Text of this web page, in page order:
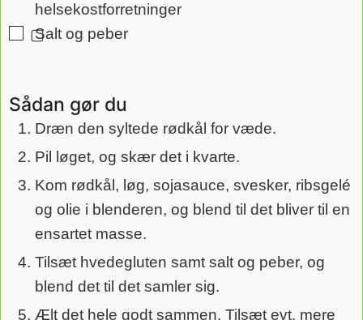
helsekostforretninger
▢
Salt og peber
Sådan gør du
Dræn den syltede rødkål for væde.
Pil løget, og skær det i kvarte.
Kom rødkål, løg, sojasauce, svesker, ribsgelé
og olie i blenderen, og blend til det bliver til en
ensartet masse.
Tilsæt hvedegluten samt salt og peber, og
blend det til det samler sig.
Ælt det hele godt sammen. Tilsæt evt. mere